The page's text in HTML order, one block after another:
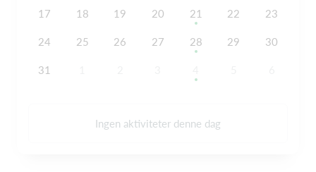
17 18 19 20 21 22 23
24 25 26 27 28 29 30
31
Ingen aktiviteter denne dag